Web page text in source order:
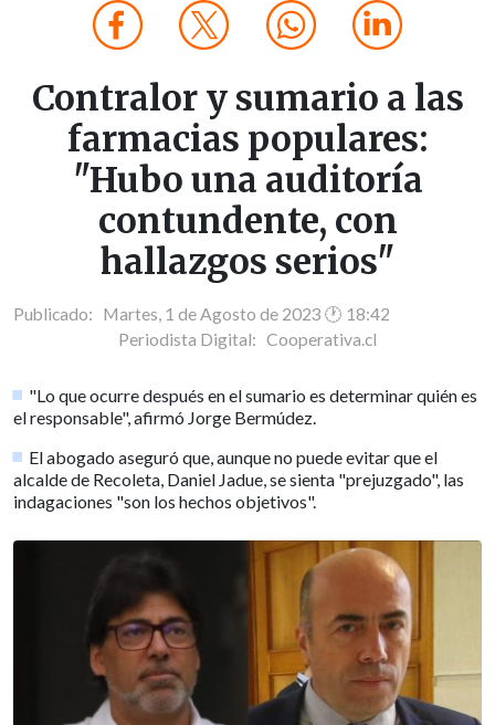
Contralor y sumario a las
farmacias populares:
"Hubo una auditoría
contundente, con
hallazgos serios"
Publicado: Martes, 1 de Agosto de 2023 🕐 18:42
Periodista Digital: Cooperativa.cl
"Lo que ocurre después en el sumario es determinar quién es
el responsable", afirmó Jorge Bermúdez.
El abogado aseguró que, aunque no puede evitar que el
alcalde de Recoleta, Daniel Jadue, se sienta "prejuzgado", las
indagaciones "son los hechos objetivos".